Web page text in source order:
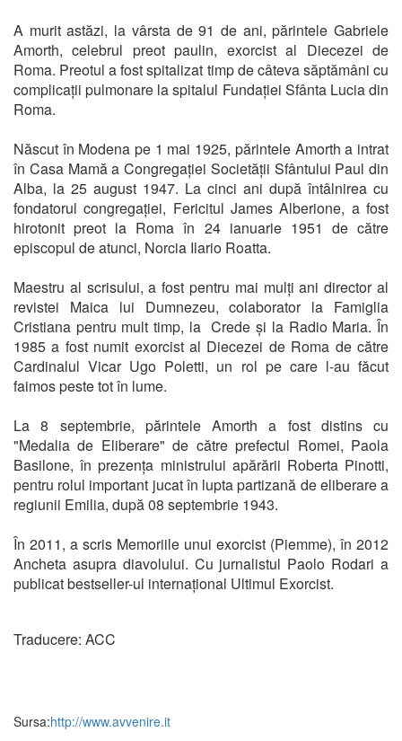
A murit astăzi, la vârsta de 91 de ani, părintele Gabriele
Amorth, celebrul preot paulin, exorcist al Diecezei de
Roma. Preotul a fost spitalizat timp de câteva săptămâni cu
complicații pulmonare la spitalul Fundației Sfânta Lucia din
Roma.
Născut în Modena pe 1 mai 1925, părintele Amorth a intrat
în Casa Mamă a Congregației Societății Sfântului Paul din
Alba, la 25 august 1947. La cinci ani după întâlnirea cu
fondatorul congregației, Fericitul James Alberione, a fost
hirotonit preot la Roma în 24 ianuarie 1951 de către
episcopul de atunci, Norcia Ilario Roatta.
Maestru al scrisului, a fost pentru mai mulți ani director al
revistei Maica lui Dumnezeu, colaborator la Famiglia
Cristiana pentru mult timp, la Crede și la Radio Maria. În
1985 a fost numit exorcist al Diecezei de Roma de către
Cardinalul Vicar Ugo Poletti, un rol pe care l-au făcut
faimos peste tot în lume.
La 8 septembrie, părintele Amorth a fost distins cu
"Medalia de Eliberare" de către prefectul Romei, Paola
Basilone, în prezența ministrului apărării Roberta Pinotti,
pentru rolul important jucat în lupta partizană de eliberare a
regiunii Emilia, după 08 septembrie 1943.
În 2011, a scris Memoriile unui exorcist (Piemme), în 2012
Ancheta asupra diavolului. Cu jurnalistul Paolo Rodari a
publicat bestseller-ul internațional Ultimul Exorcist.
Traducere: ACC
Sursa:http://www.avvenire.it